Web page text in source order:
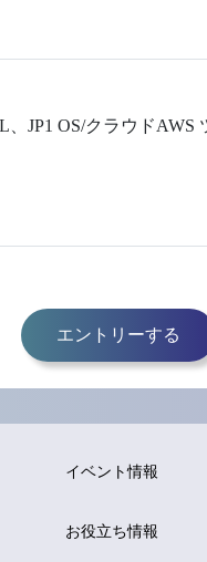
JP1 OS/クラウドAWS
エントリーする
イベント情報
お役立ち情報